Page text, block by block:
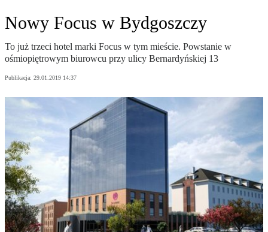
Nowy Focus w Bydgoszczy
To już trzeci hotel marki Focus w tym mieście. Powstanie w
ośmiopiętrowym biurowcu przy ulicy Bernardyńskiej 13
Publikacja: 29.01.2019 14:37